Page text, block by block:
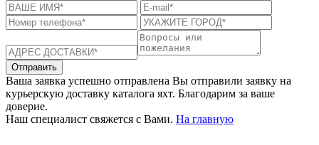
Отправить
Ваша заявка успешно отправлена Вы отправили заявку на
курьерскую доставку каталога яхт. Благодарим за ваше
доверие.
Наш специалист свяжется с Вами. На главную